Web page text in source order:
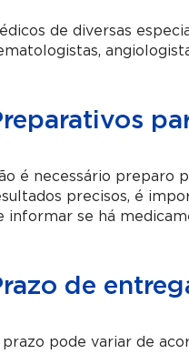
de diversas
é necessário preparo
precisos, é
informar se há
de
prazo pode variar de